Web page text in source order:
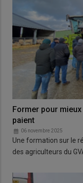
Former pour
paient
06 novembre 2025
Une formation sur le
des agriculteurs du